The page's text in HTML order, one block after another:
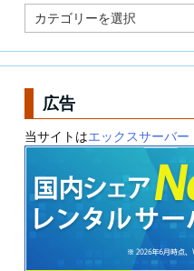
テ
リ
広告
当サイトはエックスサーバー